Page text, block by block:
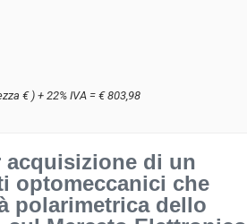
€ ) + 22% IVA = € 803,98
acquisizione di un
optomeccanici che
polarimetrica dello